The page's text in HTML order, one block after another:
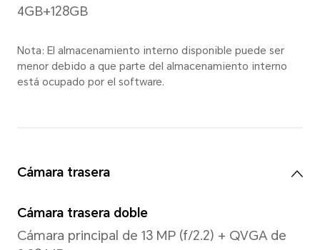
Confort Visual/Atenuación
720 x 1600